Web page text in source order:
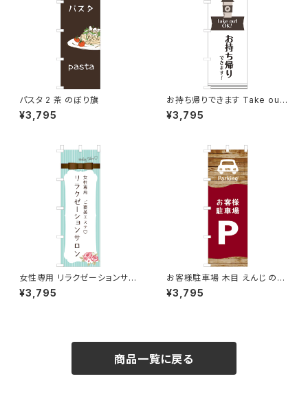
パスタ 2 茶 のぼり旗
¥3,795
お持ち帰りできます Take out
OK! カフェ コーヒー のぼり旗
¥3,795
女性専用 リラクゼーションサロ
ン 水色 のぼり旗
¥3,795
お客様駐車場 木目 えんじ のぼ
り旗
¥3,795
商品一覧に戻る